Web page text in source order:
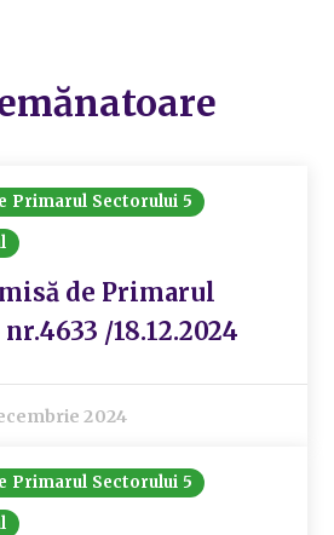
Primarul Sectorului 5
de Primarul
/18.12.2024
2024
Primarul Sectorului 5